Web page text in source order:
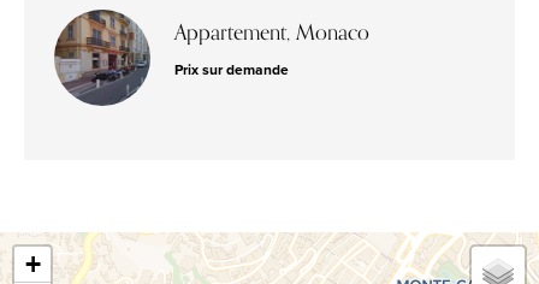
Appartement, Monaco
Prix sur demande
+